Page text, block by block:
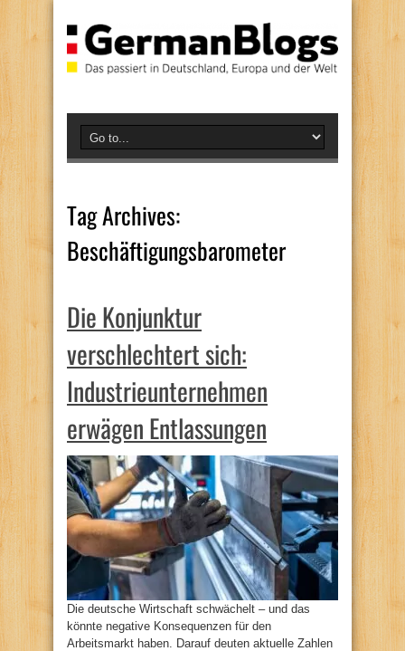
Tag Archives:
Beschäftigungsbarometer
Die Konjunktur
verschlechtert sich:
Industrieunternehmen
erwägen Entlassungen
Die deutsche Wirtschaft schwächelt – und das
könnte negative Konsequenzen für den
Arbeitsmarkt haben. Darauf deuten aktuelle Zahlen